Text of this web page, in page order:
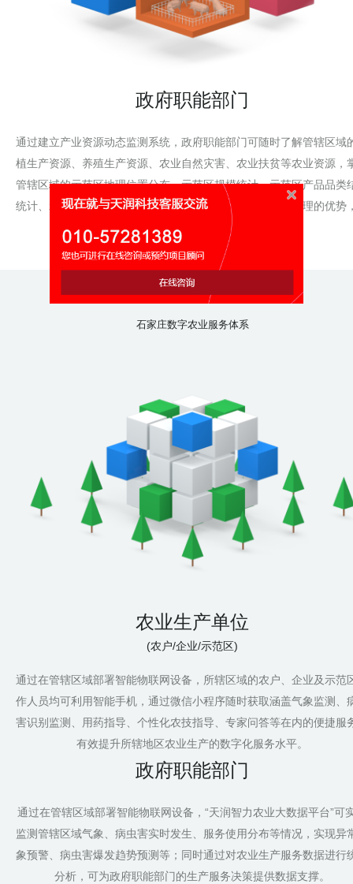
政府职能部门
通过建立产业资源动态监测系统，政府职能部门可随时了解管辖区域
植生产资源、养殖生产资源、农业自然灾害、农业扶贫等农业资源，
管辖区域的示范区地理位置分布、示范区规模统计、示范区产品品类
统计、示范区区域结构统计信息。以信息化促进农业资源管理的优势
动管理的科学化、规范化和精细化。
石家庄数字农业服务体系
农业生产单位
(农户/企业/示范区)
通过在管辖区域部署智能物联网设备，所辖区域的农户、企业及示范
作人员均可利用智能手机，通过微信小程序随时获取涵盖气象监测、
害识别监测、用药指导、个性化农技指导、专家问答等在内的便捷服
有效提升所辖地区农业生产的数字化服务水平。
政府职能部门
通过在管辖区域部署智能物联网设备，“天润智力农业大数据平台”可
监测管辖区域气象、病虫害实时发生、服务使用分布等情况，实现异
象预警、病虫害爆发趋势预测等；同时通过对农业生产服务数据进行
分析，可为政府职能部门的生产服务决策提供数据支撑。